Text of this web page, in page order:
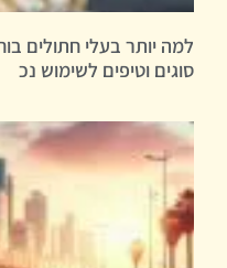
למה יותר בעלי חתולים
סוגים וטיפים לשימוש נכ